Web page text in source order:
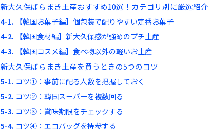
新大久保ばらまき土産おすすめ10選！カテゴリ別に厳選紹介
【韓国お菓子編】個包装で配りやすい定番お菓子
【韓国食材編】新大久保感が強めのプチ土産
【韓国コスメ編】食べ物以外の軽いお土産
新大久保ばらまき土産を買うときの5つのコツ
コツ①：事前に配る人数を把握しておく
コツ②：韓国スーパーを複数回る
コツ③：賞味期限をチェックする
コツ④：エコバッグを持参する